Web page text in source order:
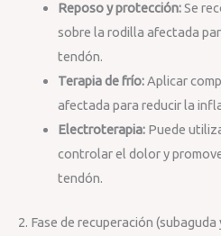
Reposo y protección:Se
sobre la rodilla afectada
tendón.
Terapia de frío:Aplicar
afectada para reducir la
Electroterapia:Puede
controlar el dolor y
tendón.
2. Fase de recuperación (subaguda